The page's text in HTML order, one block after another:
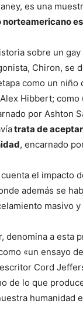
es una
sobre un gay
Chiron, se
como un niño
Hibbert; como
por Ashton
trata de
, encarnado
el impacto
además se
masivo
denomina a esta
«un ensayo
escritor Cord
de lo que
humanidad